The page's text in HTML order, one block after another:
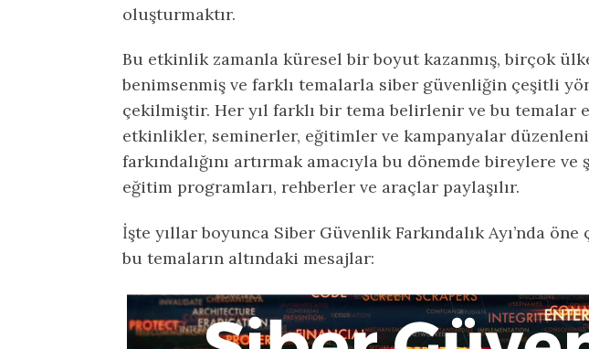
oluşturmaktır.
Bu etkinlik zamanla küresel bir boyut kazanmış, birçok
benimsenmiş ve farklı temalarla siber güvenliğin çeşitli
çekilmiştir. Her yıl farklı bir tema belirlenir ve bu temalar
etkinlikler, seminerler, eğitimler ve kampanyalar
farkındalığını artırmak amacıyla bu dönemde bireylere
eğitim programları, rehberler ve araçlar paylaşılır.
İşte yıllar boyunca Siber Güvenlik Farkındalık Ayı’nda öne
bu temaların altındaki mesajlar: